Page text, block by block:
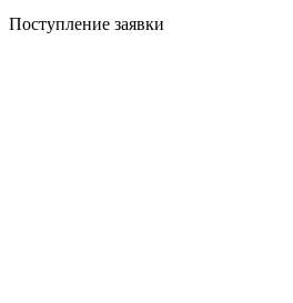
Поступление заявки